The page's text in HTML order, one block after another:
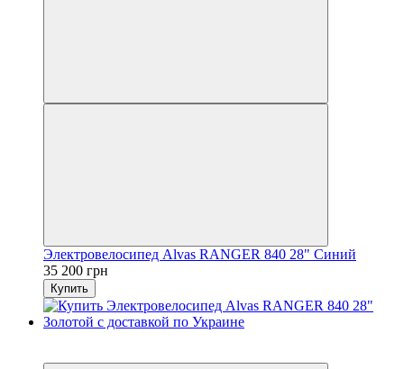
Электровелосипед Alvas RANGER 840 28" Синий
35 200 грн
Купить